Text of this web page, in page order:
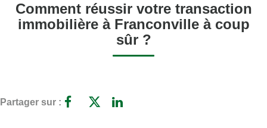
GESTION LOCATIVE
NOTRE AGENCE
Comment réussir votre transaction
immobilière à Franconville à coup
sûr ?
Partager sur :